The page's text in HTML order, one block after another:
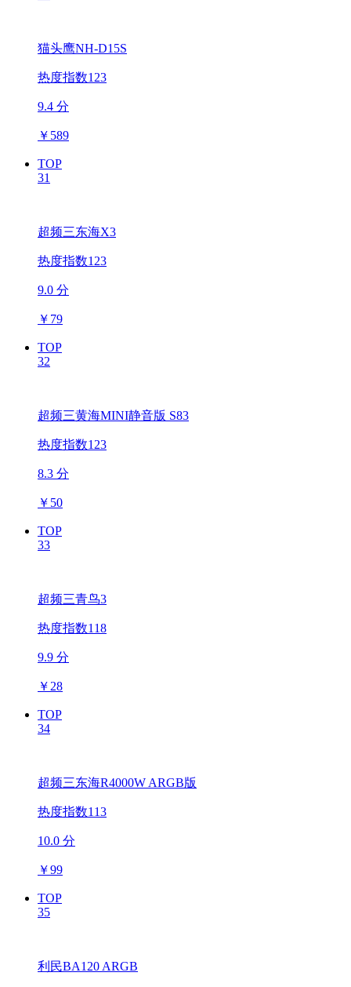
猫头鹰NH-D15S
热度指数123
9.4 分
￥ 589
TOP
31
超频三东海X3
热度指数123
9.0 分
￥ 79
TOP
32
超频三黄海MINI静音版 S83
热度指数123
8.3 分
￥ 50
TOP
33
超频三青鸟3
热度指数118
9.9 分
￥ 28
TOP
34
超频三东海R4000W ARGB版
热度指数113
10.0 分
￥99
TOP
35
利民BA120 ARGB